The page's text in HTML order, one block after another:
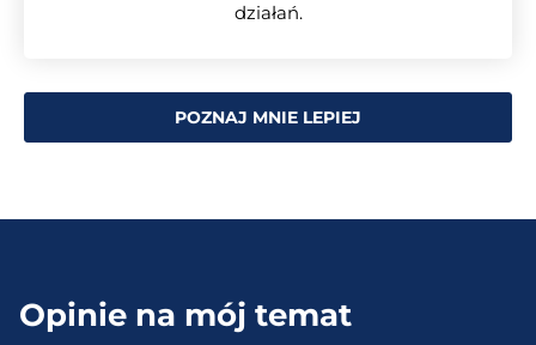
działań.
POZNAJ MNIE LEPIEJ
Opinie na mój temat